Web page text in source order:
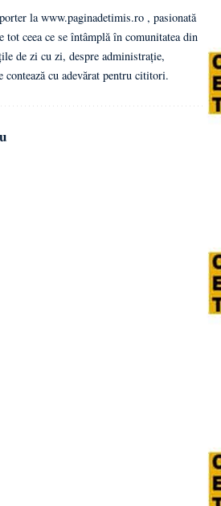
la www.paginadetimis.ro , pasionată
tot ceea ce se întâmplă în comunitatea din
de zi cu zi, despre administrație,
contează cu adevărat pentru cititori.